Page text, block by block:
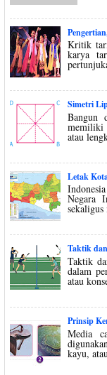
Kritik tari
karya
Simetri
Bangun
memiliki
atau
Letak
Negara
Taktik
Taktik
dalam
atau
Prinsip
Media
kayu,